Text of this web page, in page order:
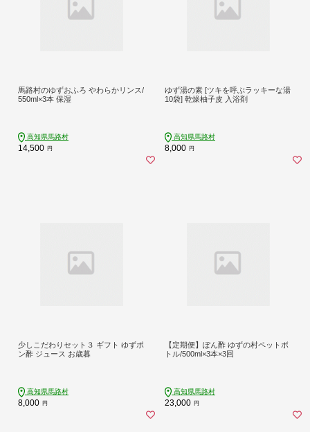
馬路村のゆずおふろ やわらかリンス/
550ml×3本 保湿
高知県馬路村
14,500 円
ゆず湯の素 [ツキを呼ぶラッキーな湯
10袋] 乾燥柚子皮 入浴剤
高知県馬路村
8,000 円
少しこだわりセット３ ギフト ゆずポ
ン酢 ジュース お歳暮
高知県馬路村
8,000 円
【定期便】ぽん酢 ゆずの村ペットボ
トル/500ml×3本×3回
高知県馬路村
23,000 円